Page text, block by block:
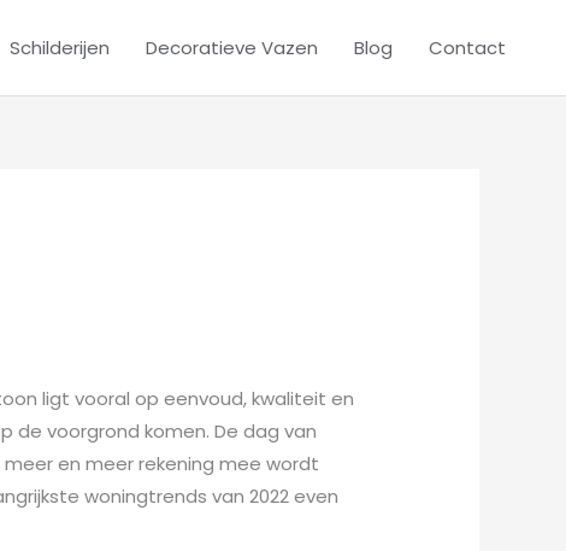
Schilderijen Decoratieve Vazen Blog Contact
ligt vooral op eenvoud, kwaliteit en
de voorgrond komen. De dag van
en meer rekening mee wordt
woningtrends van 2022 even